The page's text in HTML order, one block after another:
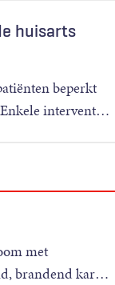
huisarts
beperkt
intervent…
met
brandend kar…